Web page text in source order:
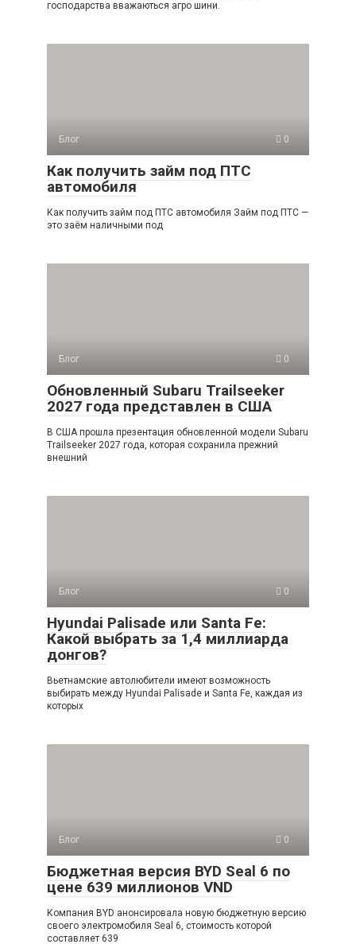
господарства вважаються агро шини.
Блог 0
Как получить займ под ПТС
автомобиля
Как получить займ под ПТС автомобиля Займ под ПТС —
это заём наличными под
Блог 0
Обновленный Subaru Trailseeker
2027 года представлен в США
В США прошла презентация обновленной модели Subaru
Trailseeker 2027 года, которая сохранила прежний
внешний
Блог 0
Hyundai Palisade или Santa Fe:
Какой выбрать за 1,4 миллиарда
донгов?
Вьетнамские автолюбители имеют возможность
выбирать между Hyundai Palisade и Santa Fe, каждая из
которых
Блог 0
Бюджетная версия BYD Seal 6 по
цене 639 миллионов VND
Компания BYD анонсировала новую бюджетную версию
своего электромобиля Seal 6, стоимость которой
составляет 639